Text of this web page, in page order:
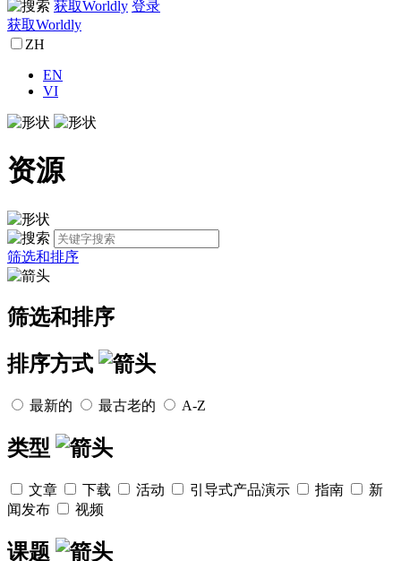
获取Worldly 登录
获取Worldly
ZH
EN
VI
资源
筛选和排序
筛选和排序
排序方式
最新的 最古老的 A-Z
类型
文章 下载 活动 引导式产品演示 指南
新
闻发布
视频
课题